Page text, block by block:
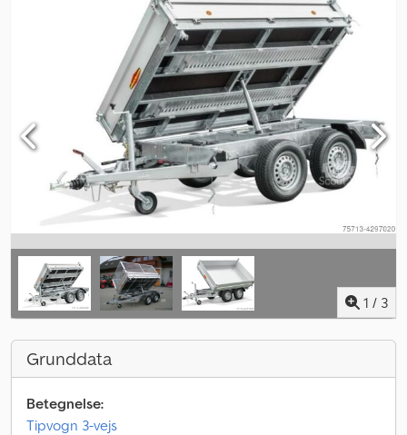
1 / 3
Grunddata
Betegnelse:
Tipvogn 3-vejs